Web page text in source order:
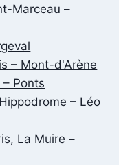
Marceau –
– Mont-d'Arène
Ponts
– Léo
La Muire –